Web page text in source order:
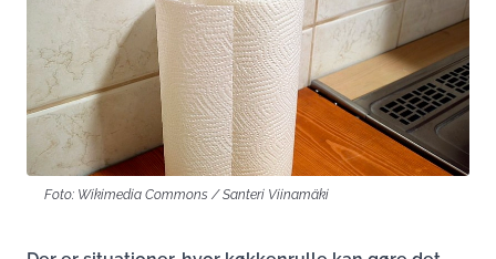
Foto: Wikimedia Commons / Santeri Viinamäki